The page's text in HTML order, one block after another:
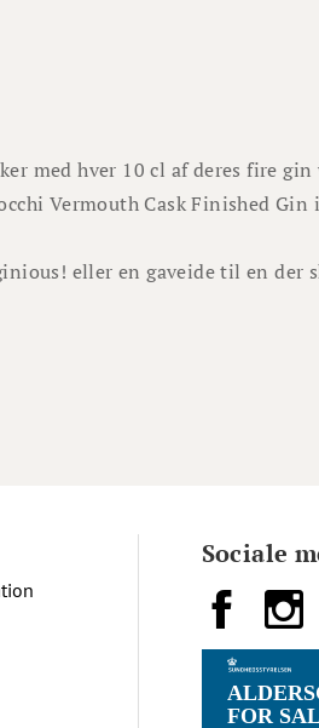
med hver 10 cl af deres fire
Vermouth Cask Finished
eller en gaveide til en der
Sociale